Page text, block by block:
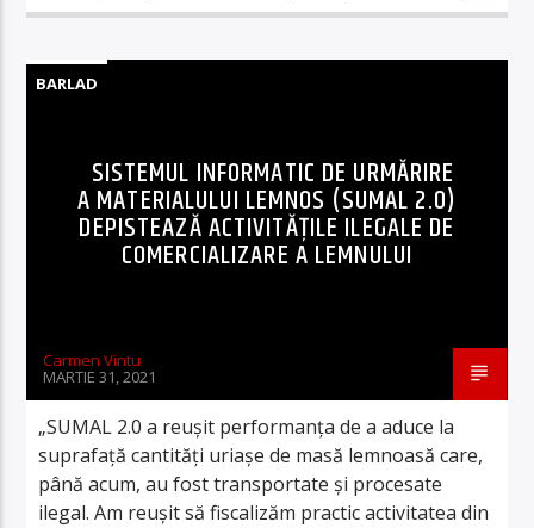
BARLAD
SISTEMUL INFORMATIC DE URMĂRIRE
A MATERIALULUI LEMNOS (SUMAL 2.0)
DEPISTEAZĂ ACTIVITĂȚILE ILEGALE DE
COMERCIALIZARE A LEMNULUI
Carmen Vintu
MARTIE 31, 2021
„SUMAL 2.0 a reuşit performanţa de a aduce la
suprafaţă cantităţi uriaşe de masă lemnoasă care,
până acum, au fost transportate şi procesate
ilegal. Am reuşit să fiscalizăm practic activitatea din